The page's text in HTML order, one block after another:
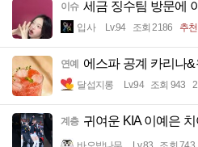
이슈 세금 징수팀 방문에
입사 Lv.94 조회 2186 추
연예 에스파 공계 카리나
달섭지롱 Lv.94 조회 943
계층 귀여운 KIA 이예은